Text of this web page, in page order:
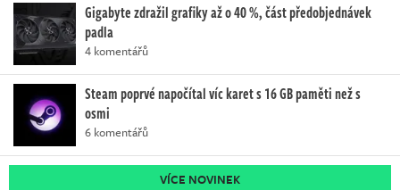
Gigabyte zdražil grafiky až o 40 %, část předobjednávek
padla
4 komentářů
Steam poprvé napočítal víc karet s 16 GB paměti než s
osmi
6 komentářů
VÍCE NOVINEK